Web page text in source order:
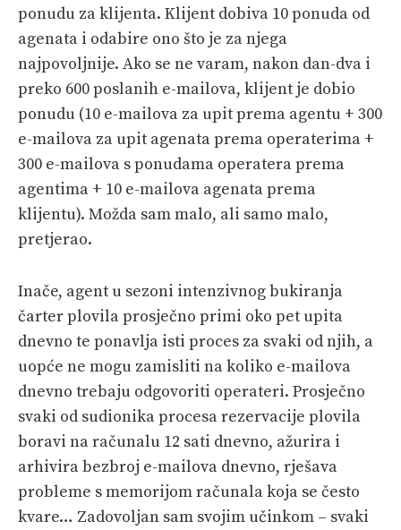
ponudu za klijenta. Klijent dobiva 10 ponuda od
agenata i odabire ono što je za njega
najpovoljnije. Ako se ne varam, nakon dan-dva i
preko 600 poslanih e-mailova, klijent je dobio
ponudu (10 e-mailova za upit prema agentu + 300
e-mailova za upit agenata prema operaterima +
300 e-mailova s ponudama operatera prema
agentima + 10 e-mailova agenata prema
klijentu). Možda sam malo, ali samo malo,
pretjerao.
Inače, agent u sezoni intenzivnog bukiranja
čarter plovila prosječno primi oko pet upita
dnevno te ponavlja isti proces za svaki od njih, a
uopće ne mogu zamisliti na koliko e-mailova
dnevno trebaju odgovoriti operateri. Prosječno
svaki od sudionika procesa rezervacije plovila
boravi na računalu 12 sati dnevno, ažurira i
arhivira bezbroj e-mailova dnevno, rješava
probleme s memorijom računala koja se često
kvare… Zadovoljan sam svojim učinkom – svaki